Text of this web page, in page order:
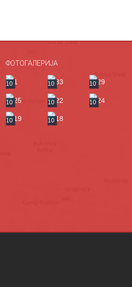
ФОТОГАЛЕРИЈА
10 10 10
10 10 10
10 10